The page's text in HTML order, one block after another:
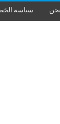
سياسة